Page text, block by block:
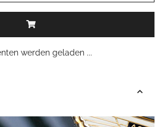
werden geladen ...